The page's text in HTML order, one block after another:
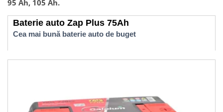
95 Ah, 105 Ah.
Baterie auto Zap Plus 75Ah
Cea mai bună baterie auto de buget